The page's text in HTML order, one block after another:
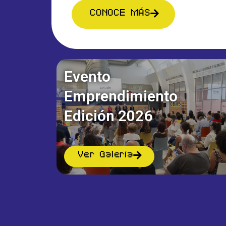
CONOCE MÁS
Evento
Emprendimiento
Edición 2026
Ver Galería
¡Te
Si